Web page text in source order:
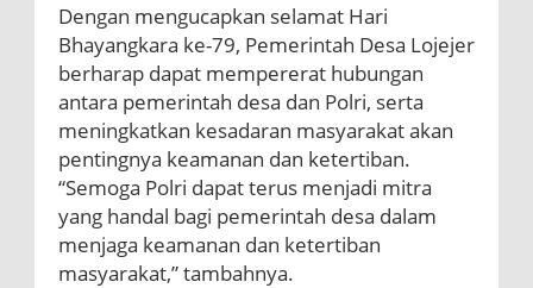
Dengan mengucapkan selamat Hari
Bhayangkara ke-79, Pemerintah Desa Lojejer
berharap dapat mempererat hubungan
antara pemerintah desa dan Polri, serta
meningkatkan kesadaran masyarakat akan
pentingnya keamanan dan ketertiban.
“Semoga Polri dapat terus menjadi mitra
yang handal bagi pemerintah desa dalam
menjaga keamanan dan ketertiban
masyarakat,” tambahnya.